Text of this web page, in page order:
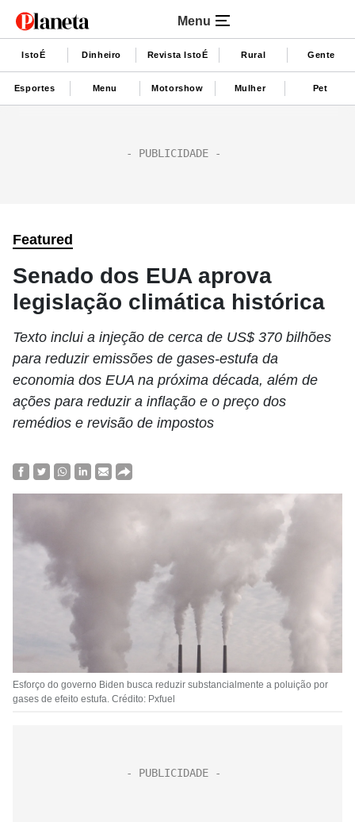
Menu
IstoÉ Dinheiro Revista IstoÉ Rural Gente
Esportes Menu Motorshow Mulher Pet
Featured
Senado dos EUA aprova
legislação climática histórica
Texto inclui a injeção de cerca de US$ 370 bilhões
para reduzir emissões de gases-estufa da
economia dos EUA na próxima década, além de
ações para reduzir a inflação e o preço dos
remédios e revisão de impostos
Esforço do governo Biden busca reduzir substancialmente a poluição por
gases de efeito estufa. Crédito: Pxfuel